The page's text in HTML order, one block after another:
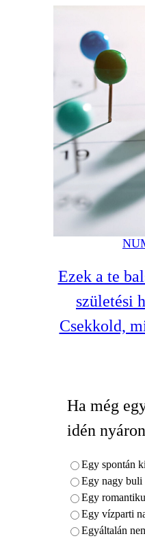
Ezek a te
születési
Csekkold,
Ha még
idén
Egy spontán
Egy nagy buli
Egy
Egy vízparti
Egyáltalán